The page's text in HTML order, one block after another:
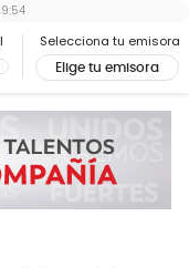
Selecciona tu emisora
Elige tu emisora